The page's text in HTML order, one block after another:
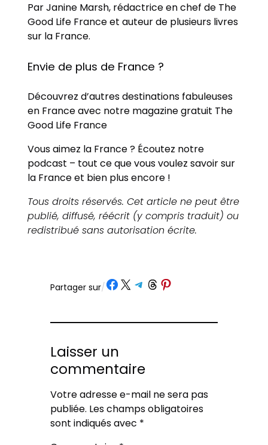
Par Janine Marsh, rédactrice en chef de The
Good Life France et auteur de plusieurs livres
sur la France.
Envie de plus de France ?
Découvrez d’autres destinations fabuleuses
en France avec notre magazine gratuit The
Good Life France
Vous aimez la France ? Écoutez notre
podcast – tout ce que vous voulez savoir sur
la France et bien plus encore !
Tous droits réservés. Cet article ne peut être
publié, diffusé, réécrit (y compris traduit) ou
redistribué sans autorisation écrite.
Partager sur/ Partager sur Facebook
Partager sur X Partager sur Telegram
Partager sur Threads
Partager sur Pinterest
Laisser un
commentaire
Votre adresse e-mail ne sera pas
publiée. Les champs obligatoires
sont indiqués avec *